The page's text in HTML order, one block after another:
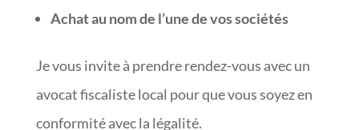
Achat au nom de l’une de vos sociétés
Je vous invite à prendre rendez-vous avec un
avocat fiscaliste local pour que vous soyez en
conformité avec la légalité.